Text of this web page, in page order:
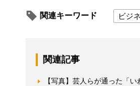
関連キーワード ビジ
関連記事
【写真】芸人らが通った「